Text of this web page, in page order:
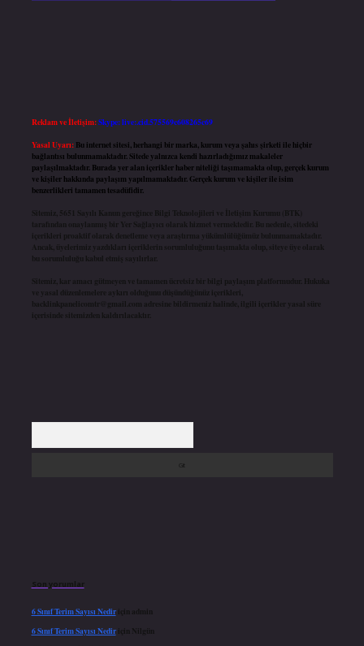
Reklam ve İletişim:Skype: live:.cid.575569c608265c69
Yasal Uyarı: Bu internet sitesi, herhangi bir marka, kurum veya şahıs şirketi ile hiçbir
bağlantısı bulunmamaktadır. Sitede yalnızca kendi hazırladığımız makaleler
paylaşılmaktadır. Burada yer alan içerikler haber niteliği taşımamakta olup, gerçek kurum
ve kişiler hakkında paylaşım yapılmamaktadır. Gerçek kurum ve kişiler ile isim
benzerlikleri tamamen tesadüfidir.
Sitemiz, 5651 Sayılı Kanun gereğince Bilgi Teknolojileri ve İletişim Kurumu (BTK)
tarafından onaylanmış bir Yer Sağlayıcı olarak hizmet vermektedir. Bu nedenle, sitedeki
içerikleri proaktif olarak denetleme veya araştırma yükümlülüğümüz bulunmamaktadır.
Ancak, üyelerimiz yazdıkları içeriklerin sorumluluğunu taşımakta olup, siteye üye olarak
bu sorumluluğu kabul etmiş sayılırlar.
Sitemiz, kar amacı gütmeyen ve tamamen ücretsiz bir bilgi paylaşım platformudur. Hukuka
ve yasal düzenlemelere aykırı olduğunu düşündüğünüz içerikleri,
backlinkpanelicomtr@gmail.com adresine bildirmeniz halinde, ilgili içerikler yasal süre
içerisinde sitemizden kaldırılacaktır.
Son yorumlar
6 Sınıf Terim Sayısı Nediriçin admin
6 Sınıf Terim Sayısı Nediriçin Nilgün